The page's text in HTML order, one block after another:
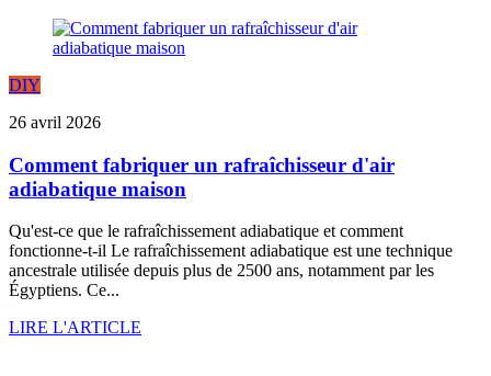
DIY
26 avril 2026
Comment fabriquer un rafraîchisseur d'air
adiabatique maison
Qu'est-ce que le rafraîchissement adiabatique et comment
fonctionne-t-il Le rafraîchissement adiabatique est une technique
ancestrale utilisée depuis plus de 2500 ans, notamment par les
Égyptiens. Ce...
LIRE L'ARTICLE